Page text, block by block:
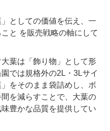
としての価値を伝え、一
と を販売戦略の軸にして
葉は「飾り物」として形
では規格外の2L・3Lサイ
をそのまま袋詰めし、ボ
を減らすことで、大葉の
豊かな品質を提供してい